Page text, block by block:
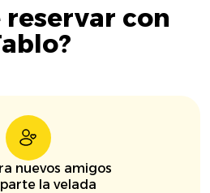
reservar con
nuevos amigos
la velada